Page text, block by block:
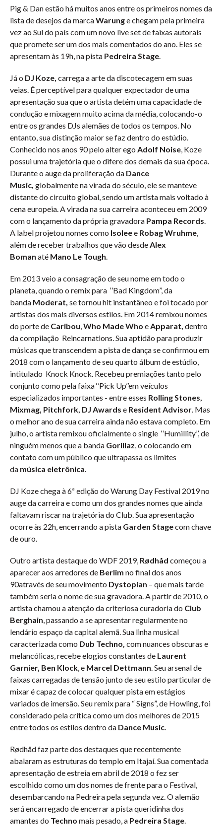
Pig & Dan estão há muitos anos entre os primeiros nomes da
lista de desejos da marcaWarunge chegam pela primeira
vez ao Sul do país com um novo live set de faixas autorais
que promete ser um dos mais comentados do ano. Eles se
apresentam às 19h, na pista Pedreira Stage.
Já o DJ Koze, carrega a arte da discotecagem em suas
veias. É perceptível para qualquer expectador de uma
apresentação sua que o artista detém uma capacidade de
condução e mixagem muito acima da média, colocando-o
entre os grandes DJs alemães de todos os tempos. No
entanto, sua distinção maior se faz dentro do estúdio.
Conhecido nos anos 90 pelo alter ego Adolf Noise, Koze
possui uma trajetória que o difere dos demais da sua época.
Durante o auge da proliferação da Dance
Music, globalmente na virada do século, ele se manteve
distante do circuito global, sendo um artista mais voltado à
cena europeia. A virada na sua carreira aconteceu em 2009
com o lançamento da própria gravadora Pampa Records.
A label projetou nomes como Isoleee Robag Wruhme,
além de receber trabalhos que vão desdeAlex
Boman até Mano Le Tough.
Em 2013 veio a consagração de seu nome em todo o
planeta, quando o remix para ‘’Bad Kingdom’’, da
banda Moderat, se tornou hit instantâneo e foi tocado por
artistas dos mais diversos estilos. Em 2014 remixou nomes
do porte de Caribou,Who Made Who eApparat, dentro
da compilação Reincarnations. Sua aptidão para produzir
músicas que transcendem a pista de dança se confirmou em
2018 com o lançamento de seu quarto álbum de estúdio,
intitulado Knock Knock. Recebeu premiações tanto pelo
conjunto como pela faixa ‘’Pick Up’’em veículos
especializados importantes - entre esses Rolling Stones,
Mixmag, Pitchfork, DJ Awards e Resident Advisor. Mas
o melhor ano de sua carreira ainda não estava completo. Em
julho, o artista remixou oficialmente o single ‘’Humillity’’, de
ninguém menos que a banda Gorillaz, o colocando em
contato com um público que ultrapassa os limites
da música eletrônica.
DJ Koze chega à 6ª edição do Warung Day Festival 2019 no
auge da carreira e como um dos grandes nomes que ainda
faltavam riscar na trajetória do Club. Sua apresentação
ocorre às 22h, encerrando a pista Garden Stagecom chave
de ouro.
Outro artista destaque do WDF 2019, Rødhåd começou a
aparecer aos arredores de Berlim no final dos anos
90através de seu movimento Dystopian – que mais tarde
também seria o nome de sua gravadora. A partir de 2010, o
artista chamou a atenção da criteriosa curadoria do Club
Berghain, passando a se apresentar regularmente no
lendário espaço da capital alemã. Sua linha musical
caracterizada como Dub Techno, com nuances obscuras e
melancólicas, recebe elogios constantes de Laurent
Garnier, Ben Klock, e Marcel Dettmann. Seu arsenal de
faixas carregadas de tensão junto de seu estilo particular de
mixar é capaz de colocar qualquer pista em estágios
variados de imersão. Seu remix para “ Signs”, de Howling, foi
considerado pela crítica como um dos melhores de 2015
entre todos os estilos dentro da Dance Music.
Rødhåd faz parte dos destaques que recentemente
abalaram as estruturas do templo em Itajaí. Sua comentada
apresentação de estreia em abril de 2018 o fez ser
escolhido como um dos nomes de frente para o Festival,
desembarcando na Pedreira pela segunda vez. O alemão
será encarregado de encerrar a pista queridinha dos
amantes do Techno mais pesado, a Pedreira Stage.